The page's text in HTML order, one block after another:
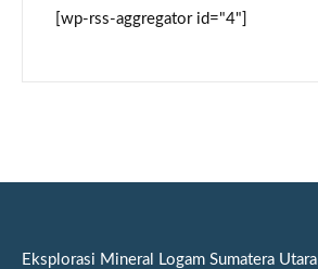
[wp-rss-aggregator id="4"]
Eksplorasi Mineral Logam Sumatera Utara